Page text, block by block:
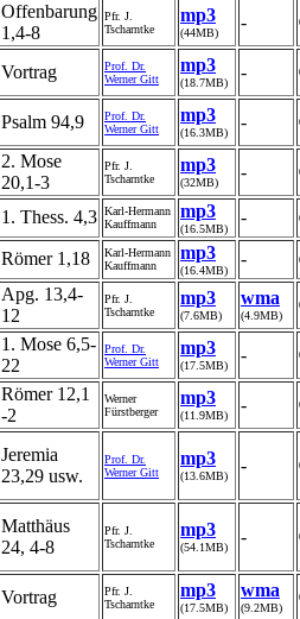
Offenbarung
1,4-8
Pfr. J.
Tscharntke
mp3
(44MB)
-
Vortrag
Prof. Dr.
Werner Gitt
mp3
(18.7MB)
-
Psalm 94,9
Prof. Dr.
Werner Gitt
mp3
(16.3MB)
-
2. Mose
20,1-3
Pfr. J.
Tscharntke
mp3
(32MB)
-
1. Thess. 4,3 Karl-Hermann
Kauffmann
mp3
(16.5MB)
-
Römer 1,18
Karl-Hermann
Kauffmann
mp3
(16.4MB)
-
Apg. 13,4-
12
Pfr. J.
Tscharntke
mp3
(7.6MB)
wma
(4.9MB)
1. Mose 6,5-
22
Prof. Dr.
Werner Gitt
mp3
(17.5MB)
-
Römer 12,1
-2
Werner
Fürstberger
mp3
(11.9MB)
-
Jeremia
23,29 usw.
Prof. Dr.
Werner Gitt
mp3
(13.6MB)
-
Matthäus
24, 4-8
Pfr. J.
Tscharntke
mp3
(54.1MB)
-
Vortrag
Pfr. J.
Tscharntke
mp3
(17.5MB)
wma
(9.2MB)